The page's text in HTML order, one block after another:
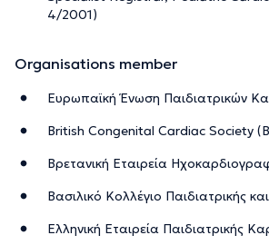
4/2001)
Organisations member
Ευρωπαϊκή Ένωση Παιδιατρικών
British Congenital Cardiac Society
Βρετανική Εταιρεία
Βασιλικό Κολλέγιο Παιδιατρικής
Ελληνική Εταιρεία Παιδιατρικής